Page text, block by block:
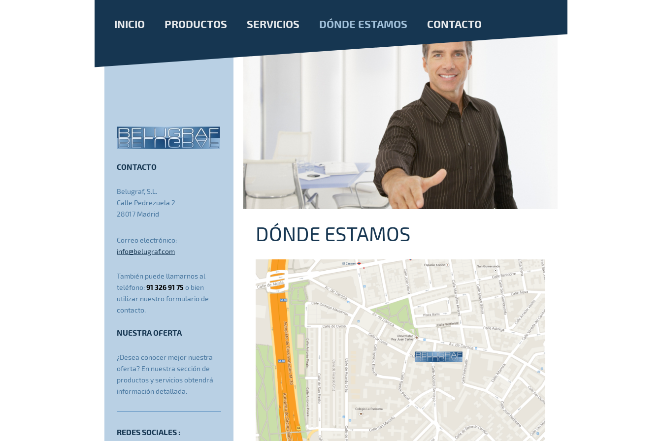
INICIO PRODUCTOS SERVICIOS DÓNDE ESTAMOS CONTACTO
DÓNDE ESTAMOS
CONTACTO
Belugraf, S.L.
Calle Pedrezuela 2
28017 Madrid
Correo electrónico:
info@belugraf.com
También puede llamarnos al
teléfono:91 326 91 75 o bien
utilizar nuestro formulario de
contacto.
NUESTRA OFERTA
¿Desea conocer mejor nuestra
oferta? En nuestra sección de
productos y servicios obtendrá
información detallada.
REDES SOCIALES :